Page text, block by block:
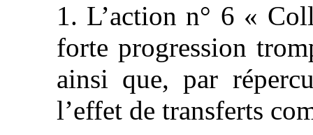
1. L’action n° 6 «
forte progression
ainsi que, par
l’effet de transferts